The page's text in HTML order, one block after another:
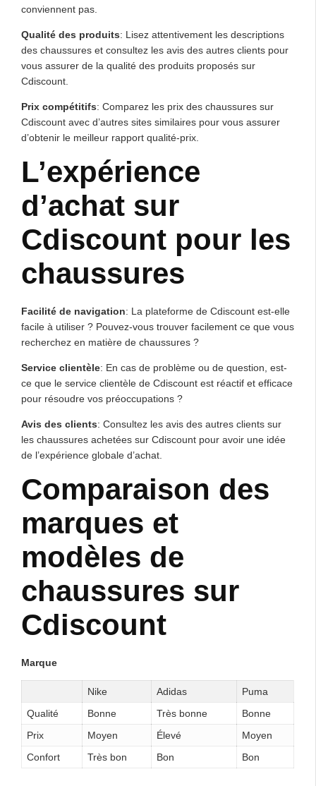
conviennent pas.
Qualité des produits: Lisez attentivement les descriptions
des chaussures et consultez les avis des autres clients pour
vous assurer de la qualité des produits proposés sur
Cdiscount.
Prix compétitifs: Comparez les prix des chaussures sur
Cdiscount avec d’autres sites similaires pour vous assurer
d’obtenir le meilleur rapport qualité-prix.
L’expérience
d’achat sur
Cdiscount pour les
chaussures
Facilité de navigation: La plateforme de Cdiscount est-elle
facile à utiliser ? Pouvez-vous trouver facilement ce que vous
recherchez en matière de chaussures ?
Service clientèle: En cas de problème ou de question, est-
ce que le service clientèle de Cdiscount est réactif et efficace
pour résoudre vos préoccupations ?
Avis des clients: Consultez les avis des autres clients sur
les chaussures achetées sur Cdiscount pour avoir une idée
de l’expérience globale d’achat.
Comparaison des
marques et
modèles de
chaussures sur
Cdiscount
Marque
Nike Adidas
Puma
Qualité
Bonne Très bonne
Bonne
Prix
Moyen Élevé
Moyen
Confort
Très bon Bon Bon